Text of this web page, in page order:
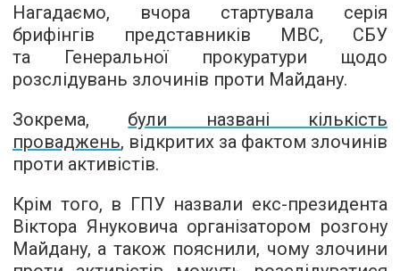
Нагадаємо, вчора стартувала серія
брифінгів представників МВС, СБУ
та Генеральної прокуратури щодо
розслідувань злочинів проти Майдану.
Зокрема, були названі кількість
проваджень, відкритих за фактом злочинів
проти активістів.
Крім того, в ГПУ назвали екс-президента
Віктора Януковича організатором розгону
Майдану, а також пояснили, чому злочини